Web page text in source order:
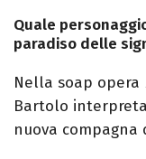
Quale
paradiso delle
Nella soap opera
Bartolo
nuova compagna